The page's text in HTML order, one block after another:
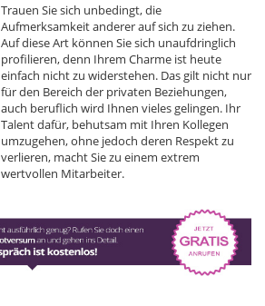
Trauen Sie sich unbedingt, die
Aufmerksamkeit anderer auf sich zu ziehen.
Auf diese Art können Sie sich unaufdringlich
profilieren, denn Ihrem Charme ist heute
einfach nicht zu widerstehen. Das gilt nicht nur
für den Bereich der privaten Beziehungen,
auch beruflich wird Ihnen vieles gelingen. Ihr
Talent dafür, behutsam mit Ihren Kollegen
umzugehen, ohne jedoch deren Respekt zu
verlieren, macht Sie zu einem extrem
wertvollen Mitarbeiter.